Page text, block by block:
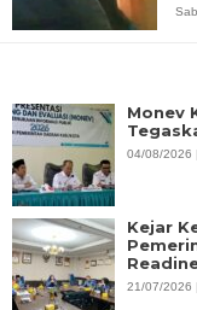
Monev
04/08/2026
Kejar
21/07/2026